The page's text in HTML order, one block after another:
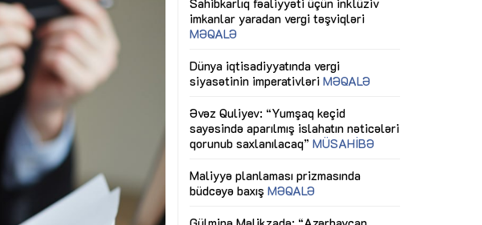
İmanov: "Vergi qanunvericiliyinə
sahibkarlıq mühitinin
xidmət edir"
Kərimova: “Məqsədimiz daha
iş mühiti yaratmaq, çevik və
komanda formalaşdırmaqdır”
dövlət-özəl tərəfdaşlığı
həyata keçirilən ilk pilot
VİDEO
Dünya iqtisadiyyatında vergi
siyasətinin imperativləri
Əvəz Quliyev: “Yumşaq keçid
sayəsində aparılmış islahatın nəticələri
Maliyyə planlaması prizmasında
büdcəyə baxışMƏQALƏ
Gülminə Məlikzadə: “Azərbaycan
Bacarıqlar Akseleratoru” ixtisaslaşmış